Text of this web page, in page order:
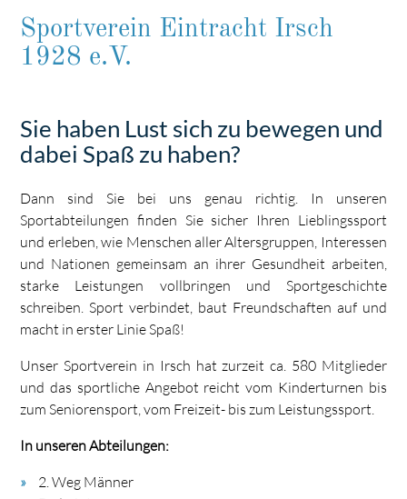
Sportverein Eintracht Irsch
1928 e.V.
Sie haben Lust sich zu bewegen und
dabei Spaß zu haben?
Dann sind Sie bei uns genau richtig. In unseren
Sportabteilungen finden Sie sicher Ihren Lieblingssport
und erleben, wie Menschen aller Altersgruppen, Interessen
und Nationen gemeinsam an ihrer Gesundheit arbeiten,
starke Leistungen vollbringen und Sportgeschichte
schreiben. Sport verbindet, baut Freundschaften auf und
macht in erster Linie Spaß!
Unser Sportverein in Irsch hat zurzeit ca. 580 Mitglieder
und das sportliche Angebot reicht vom Kinderturnen bis
zum Seniorensport, vom Freizeit- bis zum Leistungssport.
In unseren Abteilungen:
2. Weg Männer